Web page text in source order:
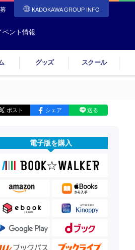
KADOKAWA GROUP INFO
ベント情報
グッズ スクール
ポスト シェア 送る
電子版を購入